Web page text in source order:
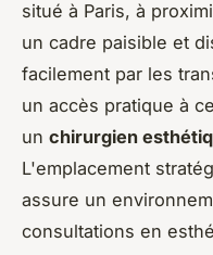
situé à Paris, à
un cadre paisible et
facilement par les
un accès pratique à
un chirurgien
L'emplacement
assure un
consultations en